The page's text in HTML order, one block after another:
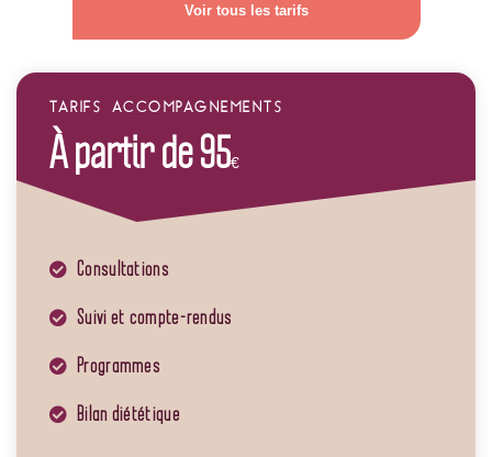
TARIFS ACCOMPAGNEMENTS
À partir de 95€
Consultations
Suivi et compte-rendus
Programmes
Bilan diététique
Voir tous les tarifs